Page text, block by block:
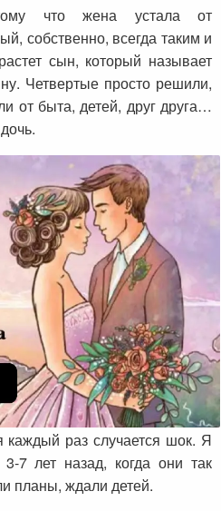
что жена устала от
собственно, всегда таким и
сын, который называет
Четвертые просто решили,
от быта, детей, друг друга…
каждый раз случается шок. Я
7 лет назад, когда они так
планы, ждали детей.